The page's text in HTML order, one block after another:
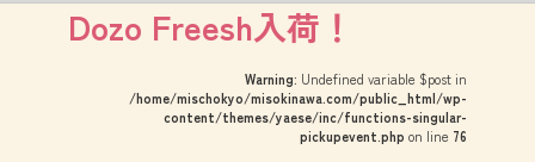
Dozo Freesh入荷！
Warning: Undefined variable $post in
/home/mischokyo/misokinawa.com/public_html/wp-
content/themes/yaese/inc/functions-singular-
pickupevent.php on line 76